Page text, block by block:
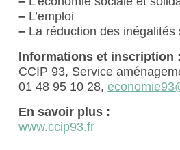
– L’emploi
– La réduction des
Informations et inscription
CCIP 93, Service
01 48 95 10 28,
En savoir plus :
www.ccip93.fr